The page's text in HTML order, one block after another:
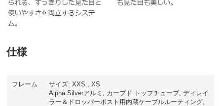
仕様
フレーム
サイズ: XXS , XS
Alpha Silverアルミ, カーブド トップチューブ, ディレイ
ラー＆ドロッパーポスト用内蔵ケーブルルーティング,